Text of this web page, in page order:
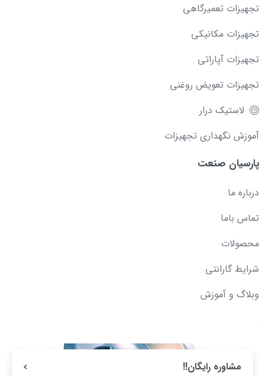
تجهیزات تعمیرگاهی
تجهیزات مکانیکی
تجهیزات آپاراتی
تجهیزات تعویض روغنی
لاستیک درار
آموزش نگهداری تجهیزات
پارسیان صنعت
درباره ما
تماس باما
محصولات
شرایط گارانتی
وبلاگ و آموزش
مشاوره رایگان!!